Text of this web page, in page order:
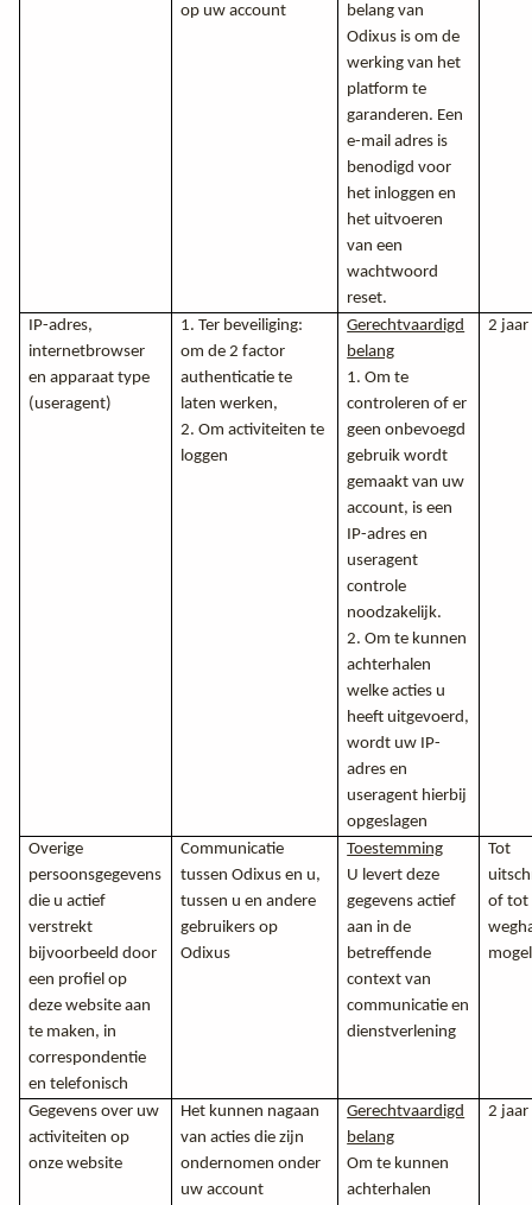
op uw account
belang van
Odixus is om de
werking van het
platform te
garanderen. Een
e-mail adres is
benodigd voor
het inloggen en
het uitvoeren
van een
wachtwoord
reset.
IP-adres,
internetbrowser
en apparaat type
(useragent)
1. Ter beveiliging:
om de 2 factor
authenticatie te
laten werken,
2. Om activiteiten te
loggen
Gerechtvaardigd
belang
1. Om te
controleren of er
geen onbevoegd
gebruik wordt
gemaakt van uw
account, is een
IP-adres en
useragent
controle
noodzakelijk.
2. Om te kunnen
achterhalen
welke acties u
heeft uitgevoerd,
wordt uw IP-
adres en
useragent hierbij
opgeslagen
2 jaar
Overige
persoonsgegevens
die u actief
verstrekt
bijvoorbeeld door
een profiel op
deze website aan
te maken, in
correspondentie
en telefonisch
Communicatie
tussen Odixus en u,
tussen u en andere
gebruikers op
Odixus
Toestemming
U levert deze
gegevens actief
aan in de
betreffende
context van
communicatie en
dienstverlening
Tot
of tot
Gegevens over uw
activiteiten op
onze website
Het kunnen nagaan
van acties die zijn
ondernomen onder
uw account
Gerechtvaardigd
belang
Om te kunnen
achterhalen
2 jaar